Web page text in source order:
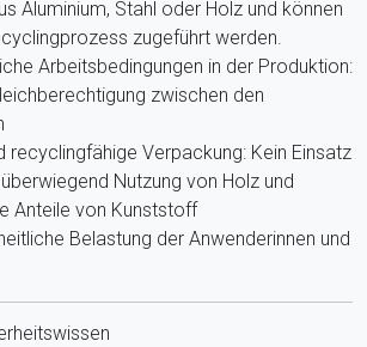
Aluminium, Stahl oder Holz und können
zugeführt werden.
Arbeitsbedingungen in der Produktion:
zwischen den
recyclingfähige Verpackung: Kein Einsatz
Nutzung von Holz und
Anteile von Kunststoff
Belastung der Anwenderinnen und